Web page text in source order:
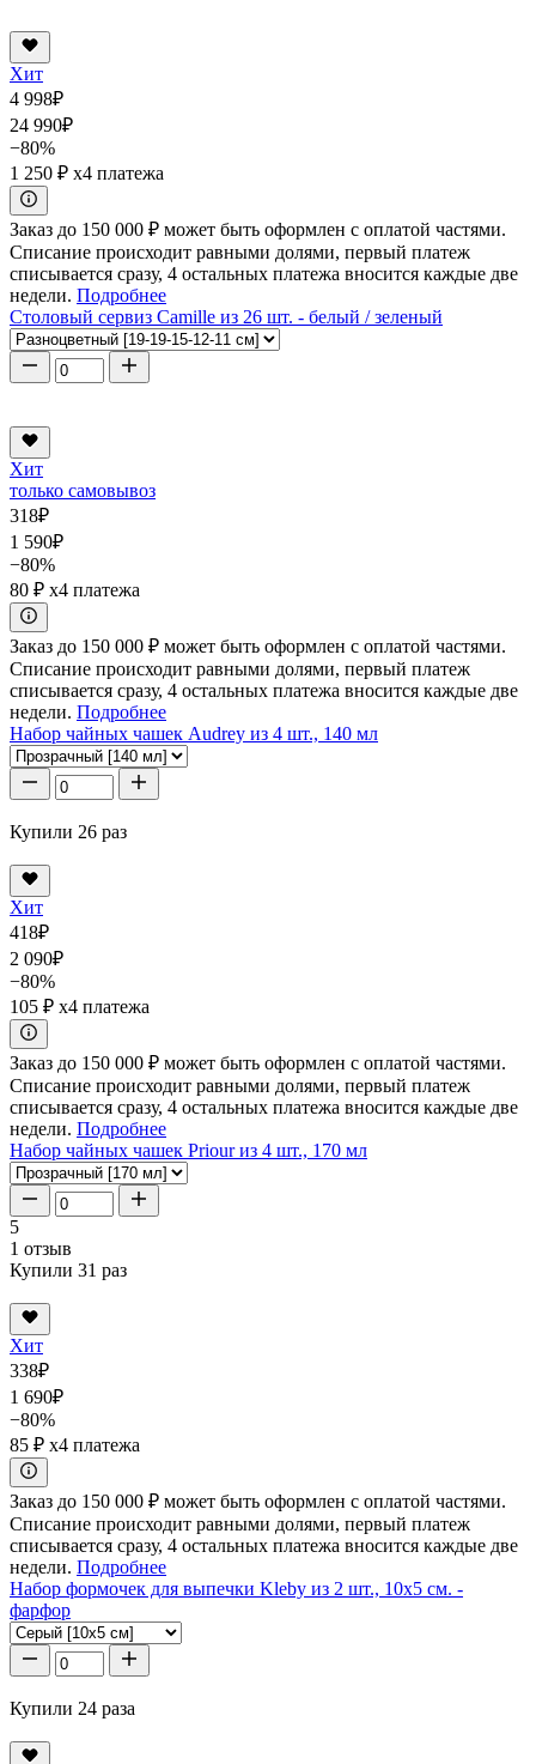
Хит
4 998₽
24 990₽
−80%
1 250 ₽ x4 платежа
Заказ до 150 000 ₽ может быть оформлен с оплатой частями.
Списание происходит равными долями, первый платеж
списывается сразу, 4 остальных платежа вносится каждые две
недели. Подробнее
Столовый сервиз Camille из 26 шт. - белый / зеленый
Хит
только самовывоз
318₽
1 590₽
−80%
80 ₽ x4 платежа
Заказ до 150 000 ₽ может быть оформлен с оплатой частями.
Списание происходит равными долями, первый платеж
списывается сразу, 4 остальных платежа вносится каждые две
недели. Подробнее
Набор чайных чашек Audrey из 4 шт., 140 мл
Купили 26 раз
Хит
418₽
2 090₽
−80%
105 ₽ x4 платежа
Заказ до 150 000 ₽ может быть оформлен с оплатой частями.
Списание происходит равными долями, первый платеж
списывается сразу, 4 остальных платежа вносится каждые две
недели. Подробнее
Набор чайных чашек Priour из 4 шт., 170 мл
5
1 отзыв
Купили 31 раз
Хит
338₽
1 690₽
−80%
85 ₽ x4 платежа
Заказ до 150 000 ₽ может быть оформлен с оплатой частями.
Списание происходит равными долями, первый платеж
списывается сразу, 4 остальных платежа вносится каждые две
недели. Подробнее
Набор формочек для выпечки Kleby из 2 шт., 10x5 см. -
фарфор
Купили 24 раза